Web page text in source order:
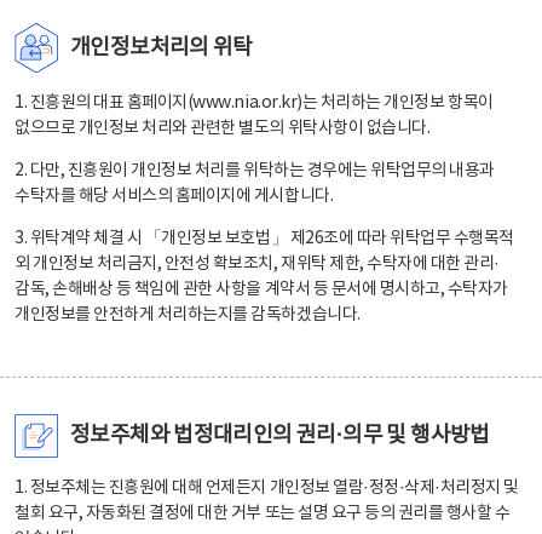
개인정보처리의 위탁
1. 진흥원의 대표 홈페이지(www.nia.or.kr)는 처리하는 개인정보 항목이
없으므로 개인정보 처리와 관련한 별도의 위탁사항이 없습니다.
2. 다만, 진흥원이 개인정보 처리를 위탁하는 경우에는 위탁업무의 내용과
수탁자를 해당 서비스의 홈페이지에 게시합니다.
3. 위탁계약 체결 시 「개인정보 보호법」 제26조에 따라 위탁업무 수행목적
외 개인정보 처리금지, 안전성 확보조치, 재위탁 제한, 수탁자에 대한 관리·
감독, 손해배상 등 책임에 관한 사항을 계약서 등 문서에 명시하고, 수탁자가
개인정보를 안전하게 처리하는지를 감독하겠습니다.
정보주체와 법정대리인의 권리·의무 및 행사방법
1. 정보주체는 진흥원에 대해 언제든지 개인정보 열람·정정·삭제·처리정지 및
철회 요구, 자동화된 결정에 대한 거부 또는 설명 요구 등의 권리를 행사할 수